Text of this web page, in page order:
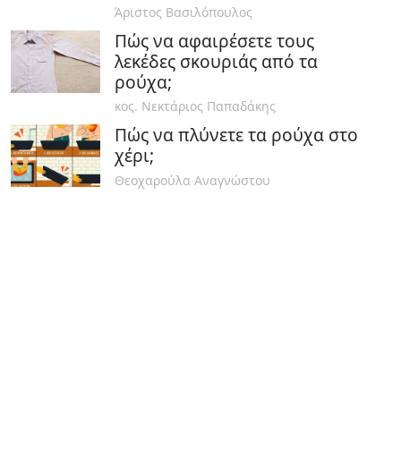
Άριστος Βασιλόπουλος
Πώς να αφαιρέσετε τους
λεκέδες σκουριάς από τα
ρούχα;
κος. Νεκτάριος Παπαδάκης
Πώς να πλύνετε τα ρούχα στο
χέρι;
Θεοχαρούλα Αναγνώστου